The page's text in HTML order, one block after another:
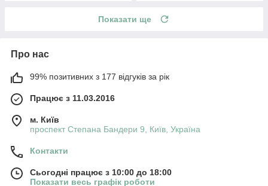
Показати ще
Про нас
99% позитивних з 177 відгуків за рік
Працює з 11.03.2016
м. Київ
проспект Степана Бандери 9, Київ, Україна
Контакти
Сьогодні працює з 10:00 до 18:00
Показати весь графік роботи